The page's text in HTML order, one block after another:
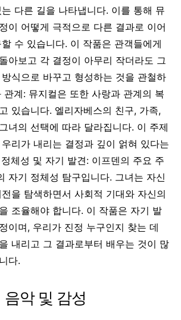
다른 길을 나타냅니다. 이를 통해 뮤
이 어떻게 극적으로 다른 결과로 이어
수 있습니다. 이 작품은 관객들에게
아보고 각 결정이 아무리 작더라도 그
식으로 바꾸고 형성하는 것을 관철하
관계: 뮤지컬은 또한 사랑과 관계의 복
있습니다. 엘리자베스의 친구, 가족,
녀의 선택에 따라 달라집니다. 이 주제
리가 내리는 결정과 깊이 얽혀 있다는
체성 및 자기 발견: 이프덴의 주요 주
자기 정체성 탐구입니다. 그녀는 자신
을 탐색하면서 사회적 기대와 자신의
조율해야 합니다. 이 작품은 자기 발
이며, 우리가 진정 누구인지 찾는 데
내리고 그 결과로부터 배우는 것이 많
다.
악 및 감성